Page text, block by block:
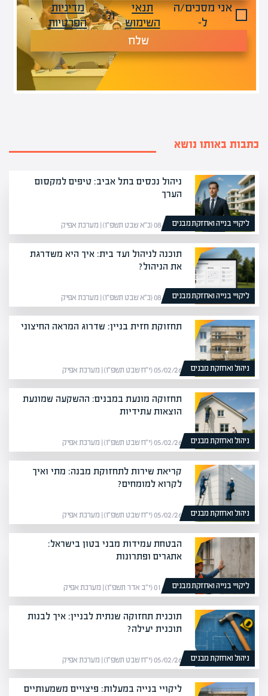
אני מסכים/ה
ל-
תנאי
השימוש
ול-
מדיניות
הפרטיות
.
שלח
כתבות באותו נושא
ליקויי בנייה ואחזקת מבנים
ניהול נכסים בתל אביב: טיפים למקסום
הערך
08/02/26 (כ״א שבט תשפ״ו) | מערכת אפיק
ליקויי בנייה ואחזקת מבנים
תוכנה לניהול ועד בית: איך היא משדרגת
את הניהול?
08/02/26 (כ״א שבט תשפ״ו) | מערכת אפיק
ניהול ואחזקת מבנים
תחזוקת חזית בניין: שדרוג המראה החיצוני
05/02/26 (י״ח שבט תשפ״ו) | מערכת אפיק
ניהול ואחזקת מבנים
תחזוקה מונעת במבנים: ההשקעה שמונעת
הוצאות עתידיות
05/02/26 (י״ח שבט תשפ״ו) | מערכת אפיק
ניהול ואחזקת מבנים
קריאת שירות לתחזוקת מבנה: מתי ואיך
לקרוא למומחים?
05/02/26 (י״ח שבט תשפ״ו) | מערכת אפיק
ליקויי בנייה ואחזקת מבנים
הבטחת עמידות מבני בטון בישראל:
אתגרים ופתרונות
01/03/26 (י״ב אדר תשפ״ו) | מערכת אפיק
ניהול ואחזקת מבנים
תוכנית תחזוקה שנתית לבניין: איך לבנות
תוכנית יעילה?
05/02/26 (י״ח שבט תשפ״ו) | מערכת אפיק
ליקויי בנייה במעלות: פיצויים משמעותיים